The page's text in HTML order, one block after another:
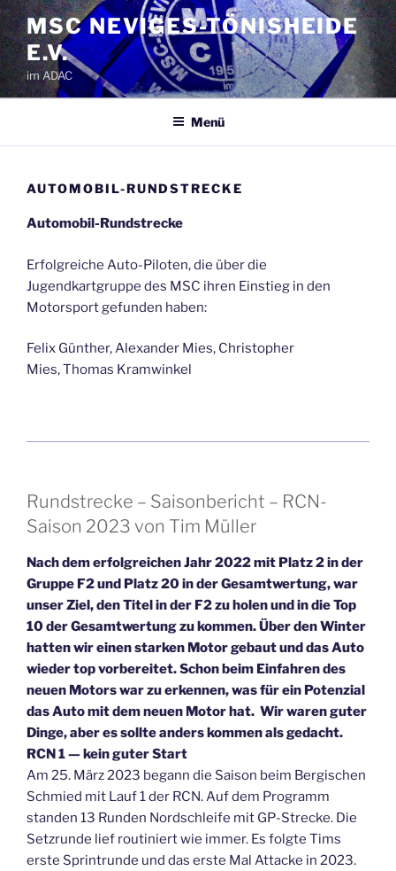
Zum
Inhalt
springen
MSC NEVIGES-TÖNISHEIDE
E.V.
im ADAC
Menü
AUTOMOBIL-RUNDSTRECKE
Automobil-Rundstrecke
Erfolgreiche Auto-Piloten, die über die
Jugendkartgruppe des MSC ihren Einstieg in den
Motorsport gefunden haben:
Felix Günther, Alexander Mies, Christopher
Mies, Thomas Kramwinkel
Rundstrecke – Saisonbericht – RCN-
Saison 2023 von Tim Müller
Nach dem erfolgreichen Jahr 2022 mit Platz 2 in der
Gruppe F2 und Platz 20 in der Gesamtwertung, war
unser Ziel, den Titel in der F2 zu holen und in die Top
10 der Gesamtwertung zu kommen. Über den Winter
hatten wir einen starken Motor gebaut und das Auto
wieder top vorbereitet. Schon beim Einfahren des
neuen Motors war zu erkennen, was für ein Potenzial
das Auto mit dem neuen Motor hat. Wir waren guter
Dinge, aber es sollte anders kommen als gedacht.
RCN 1 — kein guter Start
Am 25. März 2023 begann die Saison beim Bergischen
Schmied mit Lauf 1 der RCN. Auf dem Programm
standen 13 Runden Nordschleife mit GP-Strecke. Die
Setzrunde lief routiniert wie immer. Es folgte Tims
erste Sprintrunde und das erste Mal Attacke in 2023.